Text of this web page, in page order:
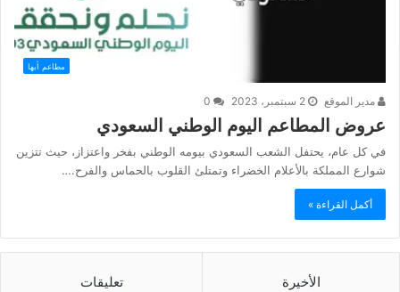
مطاعم أبها
مدير الموقع 2 سبتمبر، 2023
عروض المطاعم اليوم الوطني السعودي
في كل عام، يحتفل الشعب السعودي بيومه الوطني بفخر واعتزاز، حيث تتزين
شوارع المملكة بالأعلام الخضراء وتمتلئ القلوب بالحماس والفرح.…
أكمل القراءة »
الأخيرة تعليقات